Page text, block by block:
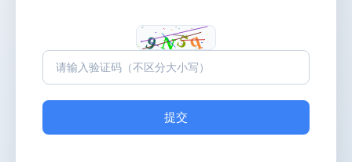
提交